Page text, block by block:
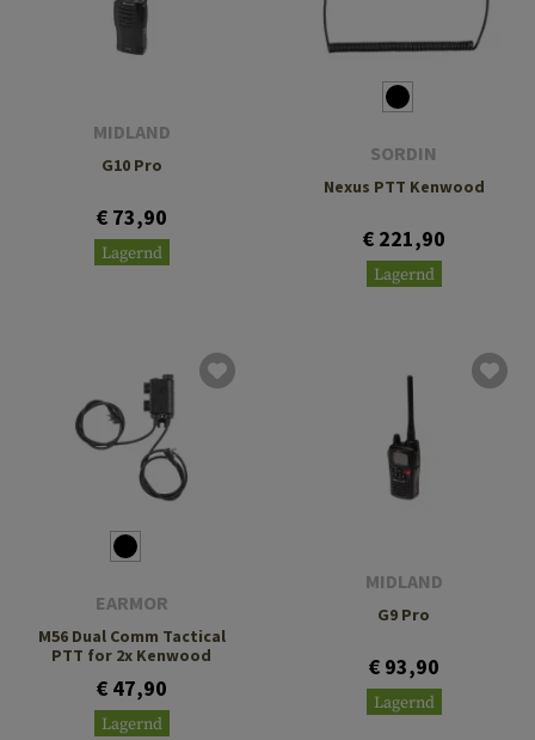
MIDLAND
G10 Pro
€ 73,90
Lagernd
SORDIN
Nexus PTT Kenwood
€ 221,90
Lagernd
EARMOR
M56 Dual Comm Tactical
PTT for 2x Kenwood
€ 47,90
Lagernd
MIDLAND
G9 Pro
€ 93,90
Lagernd